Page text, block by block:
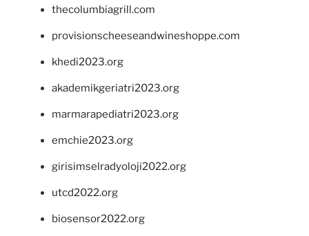
thecolumbiagrill.com
provisionscheeseandwineshoppe.com
khedi2023.org
akademikgeriatri2023.org
marmarapediatri2023.org
emchie2023.org
girisimselradyoloji2022.org
utcd2022.org
biosensor2022.org